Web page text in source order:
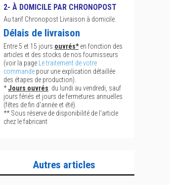
2- À DOMICILE PAR CHRONOPOST
Au tarif Chronopost Livraison à domicile.
Délais de livraison
Entre 5 et 15 jours ouvrés*en fonction des
articles et des stocks de nos fournisseurs
(voir la page
Le traitement de votre
commande pour une explication détaillée
des étapes de production).
*Jours ouvrés: du lundi au vendredi, sauf
jours fériés et jours de fermetures annuelles
(fêtes de fin d'année et été).
** Sous réserve de disponibilité de l'article
chez le fabricant
Autres articles